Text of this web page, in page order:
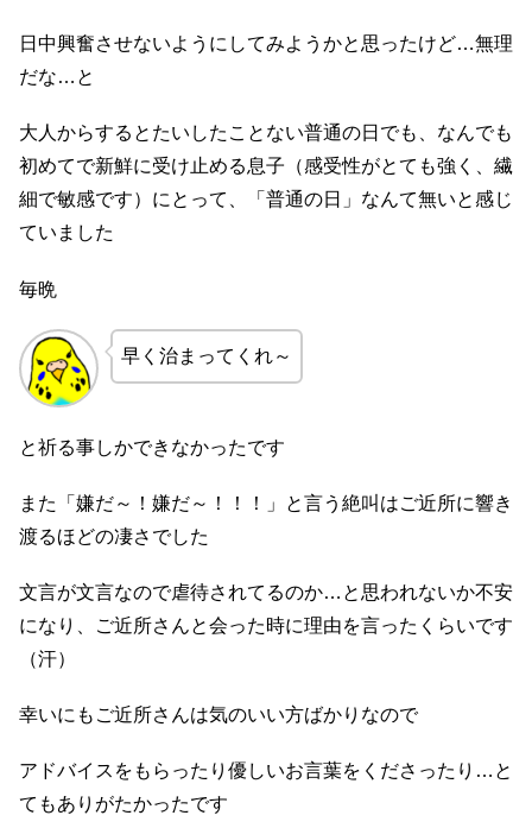
日中興奮させないようにしてみようかと思ったけど…無理
だな…と
大人からするとたいしたことない普通の日でも、なんでも
初めてで新鮮に受け止める息子（感受性がとても強く、繊
細で敏感です）にとって、「普通の日」なんて無いと感じ
ていました
毎晩
早く治まってくれ～
と祈る事しかできなかったです
また「嫌だ～！嫌だ～！！！」と言う絶叫はご近所に響き
渡るほどの凄さでした
文言が文言なので虐待されてるのか…と思われないか不安
になり、ご近所さんと会った時に理由を言ったくらいです
（汗）
幸いにもご近所さんは気のいい方ばかりなので
アドバイスをもらったり優しいお言葉をくださったり…と
てもありがたかったです